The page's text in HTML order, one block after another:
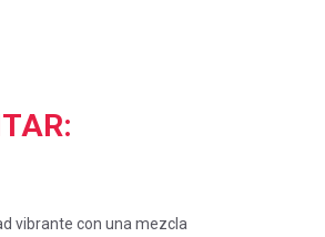
vibrante con una mezcla